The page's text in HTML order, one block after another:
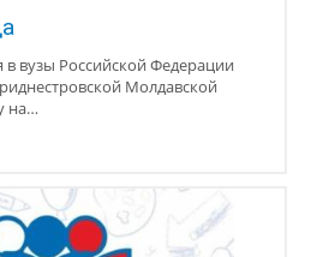
в вузы Российской Федерации
Молдавской
на…